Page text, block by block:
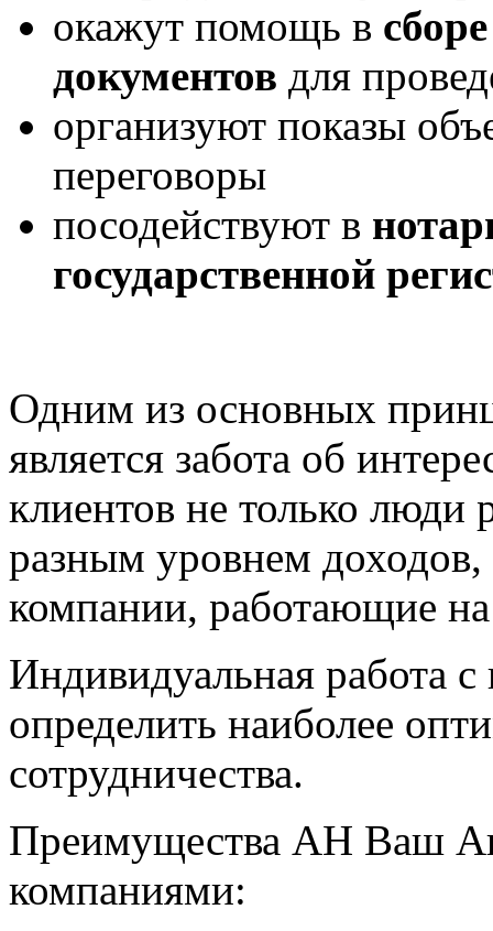
окажут помощь в
документов для
организуют показы
переговоры
посодействуют в
государственной
Одним из основных
является забота об
клиентов не только люди
разным уровнем
компании, работающие
Индивидуальная работа
определить наиболее
сотрудничества.
Преимущества АН Ваш
компаниями: